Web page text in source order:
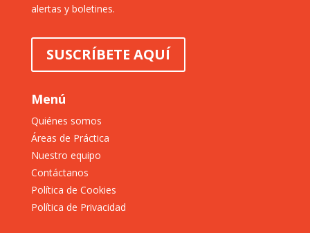
alertas y boletines.
SUSCRÍBETE AQUÍ
Menú
Quiénes somos
Áreas de Práctica
Nuestro equipo
Contáctanos
Política de Cookies
Política de Privacidad